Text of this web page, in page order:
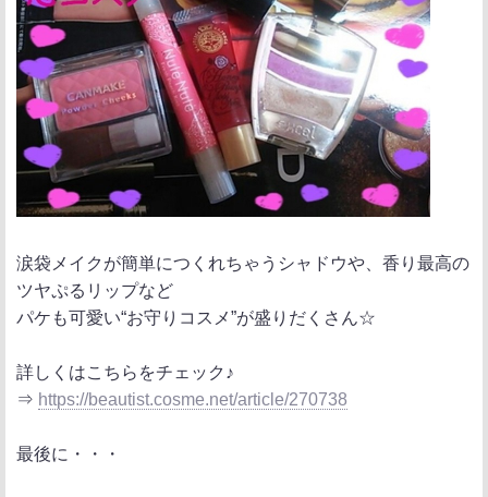
涙袋メイクが簡単につくれちゃうシャドウや、香り最高の
ツヤぷるリップなど
パケも可愛い“お守りコスメ”が盛りだくさん☆
詳しくはこちらをチェック♪
⇒ https://beautist.cosme.net/article/270738
最後に・・・